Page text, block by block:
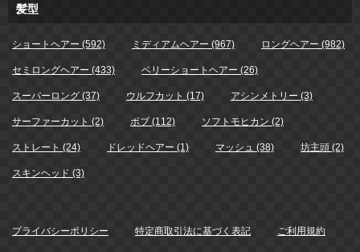
髪型
ショートヘアー (592) ミディアムヘアー (967) ロングヘアー (982)
セミロングヘアー (433) ベリーショートヘアー (26)
スーパーロング (37) ウルフカット (17) アシンメトリー (3)
サーファーカット (2) ボブ (112) ソフトモヒカン (2)
ストレート (24) ドレッドヘアー (1) マッシュ (38) 坊主頭 (2)
スキンヘッド (3)
プライバシーポリシー 特定商取引法に基づく表記 ご利用規約